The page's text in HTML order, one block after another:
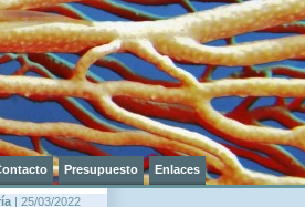
Presupuesto Enlaces
| 25/03/2022